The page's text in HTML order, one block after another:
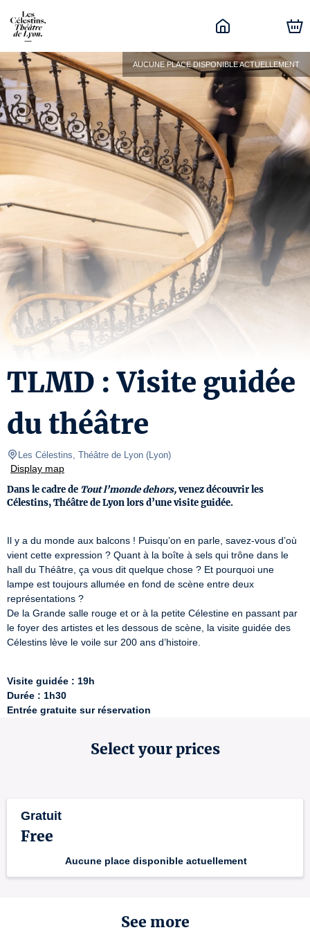
AUCUNE PLACE DISPONIBLE ACTUELLEMENT
TLMD : Visite guidée
du théâtre
Les Célestins, Théâtre de Lyon (Lyon)
Display map
Dans le cadre de Tout l’monde dehors,venez découvrir les
Célestins, Théâtre de Lyon lors d’une visite guidée.
Il y a du monde aux balcons ! Puisqu’on en parle, savez-vous d’où
vient cette expression ? Quant à la boîte à sels qui trône dans le
hall du Théâtre, ça vous dit quelque chose ? Et pourquoi une
lampe est toujours allumée en fond de scène entre deux
représentations ?
De la Grande salle rouge et or à la petite Célestine en passant par
le foyer des artistes et les dessous de scène, la visite guidée des
Célestins lève le voile sur 200 ans d’histoire.
Visite guidée : 19h
Durée : 1h30
Entrée gratuite sur réservation
Select your prices
Gratuit
Free
Aucune place disponible actuellement
See more